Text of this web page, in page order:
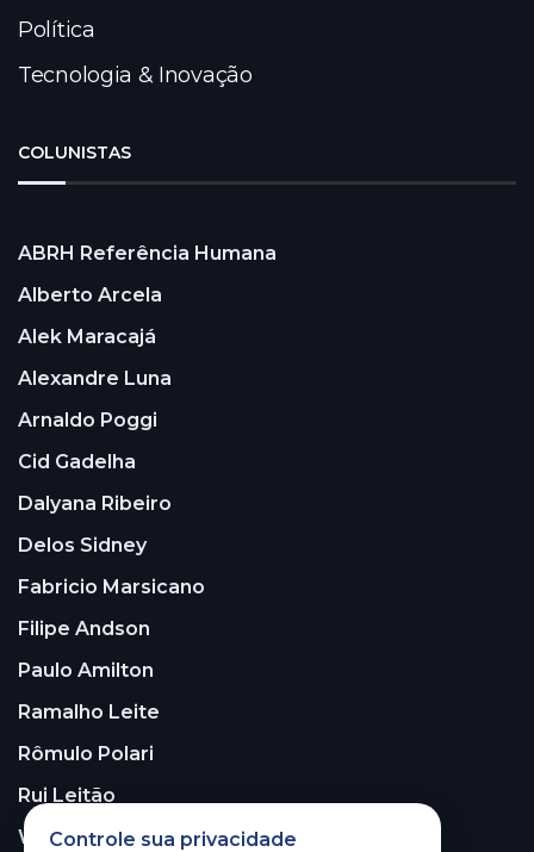
Política
Tecnologia & Inovação
COLUNISTAS
ABRH Referência Humana
Alberto Arcela
Alek Maracajá
Alexandre Luna
Arnaldo Poggi
Cid Gadelha
Dalyana Ribeiro
Delos Sidney
Fabricio Marsicano
Filipe Andson
Paulo Amilton
Ramalho Leite
Rômulo Polari
Rui Leitão
Walter Santos
Controle sua privacidade